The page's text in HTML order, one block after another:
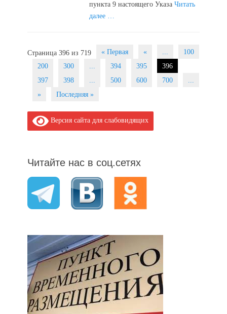
пункта 9 настоящего УказаЧитать
далее …
Post
navigation
Страница 396 из 719 « Первая « ...
100
200
300 ... 394 395
396
397
398 ... 500 600 700
...
»
Последняя »
Версия сайта для слабовидящих
Читайте нас в соц.сетях